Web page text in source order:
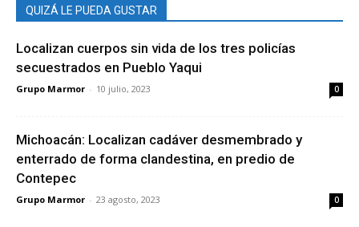
QUIZÁ LE PUEDA GUSTAR
Localizan cuerpos sin vida de los tres policías
secuestrados en Pueblo Yaqui
Grupo Marmor - 10 julio, 2023 0
Michoacán: Localizan cadáver desmembrado y
enterrado de forma clandestina, en predio de
Contepec
Grupo Marmor - 23 agosto, 2023 0